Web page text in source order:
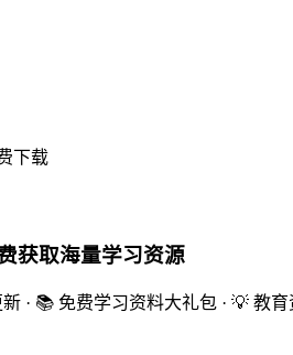
下载
获取海量学习资源
· 📚 免费学习资料大礼包 · 💡 教